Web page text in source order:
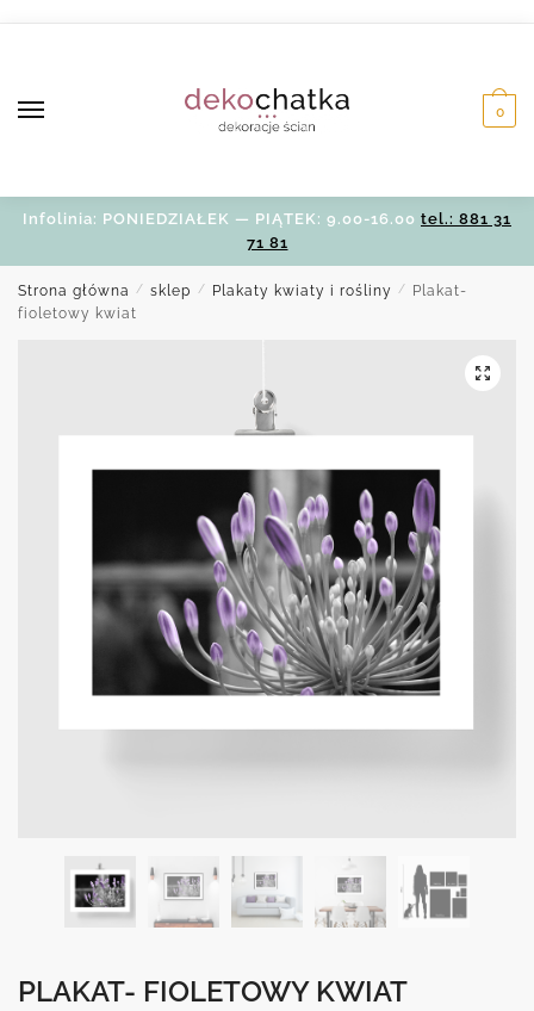
0
Infolinia: PONIEDZIAŁEK — PIĄTEK: 9.00-16.00 tel.: 881 31
71 81
Strona główna / sklep / Plakaty kwiaty i rośliny /
Plakat-
fioletowy kwiat
PLAKAT- FIOLETOWY KWIAT